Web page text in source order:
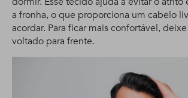
a fronha, o que proporciona um cabelo
acordar. Para ficar mais confortável,
voltado para frente.